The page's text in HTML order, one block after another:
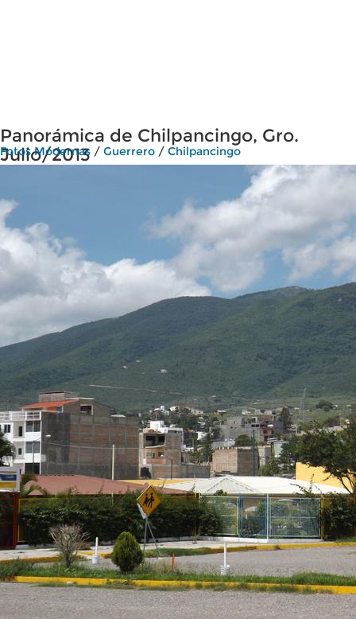
Panorámica de Chilpancingo, Gro.
Julio/2013
Fotos Modernas / Guerrero / Chilpancingo